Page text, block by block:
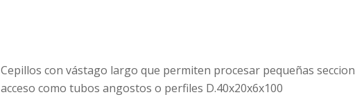
Cepillos con vástago largo que permiten procesar pequeñas
acceso como tubos angostos o perfiles D.40x20x6x100